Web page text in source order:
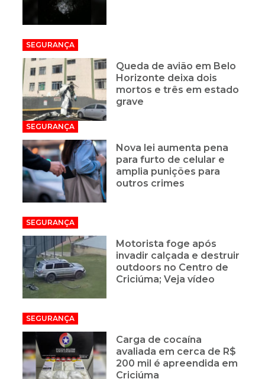
SEGURANÇA
Queda de avião em Belo
Horizonte deixa dois
mortos e três em estado
grave
SEGURANÇA
Nova lei aumenta pena
para furto de celular e
amplia punições para
outros crimes
SEGURANÇA
Motorista foge após
invadir calçada e destruir
outdoors no Centro de
Criciúma; Veja vídeo
SEGURANÇA
Carga de cocaína
avaliada em cerca de R$
200 mil é apreendida em
Criciúma